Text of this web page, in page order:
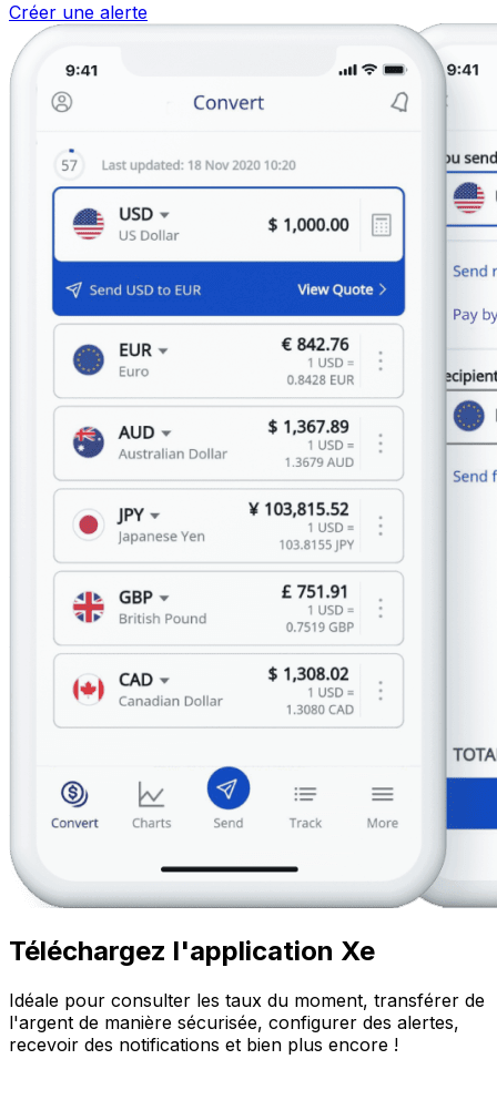
Créer une alerte
Téléchargez l'application Xe
Idéale pour consulter les taux du moment, transférer de
l'argent de manière sécurisée, configurer des alertes,
recevoir des notifications et bien plus encore !